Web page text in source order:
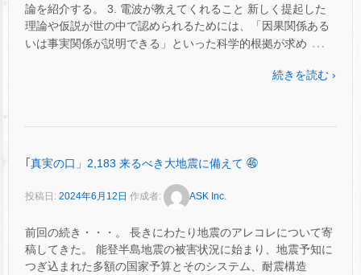
論を紹介する。 3. 電波が教えてくれること 新しく提起した
理論や仮説が世の中で認められるためには、「因果関係ある
いは事実関係が説明できる」といった科学的根拠が求め …
続きを読む ›
｢真実の口」2,183 来るべき大地震に備えて ㊻
投稿日: 2024年6月12日 作成者: ASK Inc.
前回の続き・・・。 長きにわたり地震のアレコレについて寄
稿してきた。 能登半島地震の被害状況に始まり、地震予知に
つぎ込まれた多額の国家予算とそのシステム、耐震構造